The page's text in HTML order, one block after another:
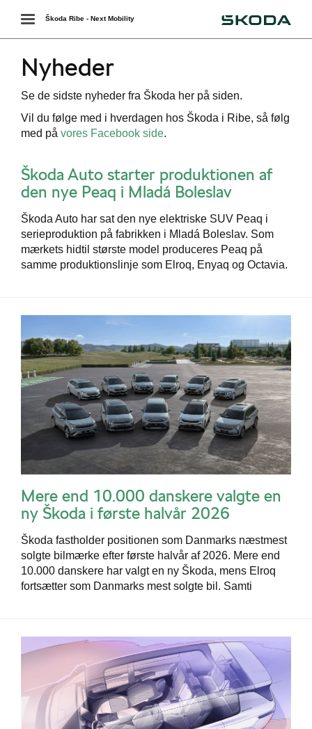
Danmarks
Toggle
navigation
Škoda Ribe - Next Mobility
Nyheder
Se de sidste nyheder fra Škoda her på siden.
Vil du følge med i hverdagen hos Škoda i Ribe, så følg
med på vores Facebook side.
Škoda Auto starter produktionen af
den nye Peaq i Mladá Boleslav
Škoda Auto har sat den nye elektriske SUV Peaq i
serieproduktion på fabrikken i Mladá Boleslav. Som
mærkets hidtil største model produceres Peaq på
samme produktionslinje som Elroq, Enyaq og Octavia.
Mere end 10.000 danskere valgte en
ny Škoda i første halvår 2026
Škoda fastholder positionen som Danmarks næstmest
solgte bilmærke efter første halvår af 2026. Mere end
10.000 danskere har valgt en ny Škoda, mens Elroq
fortsætter som Danmarks mest solgte bil. Samti